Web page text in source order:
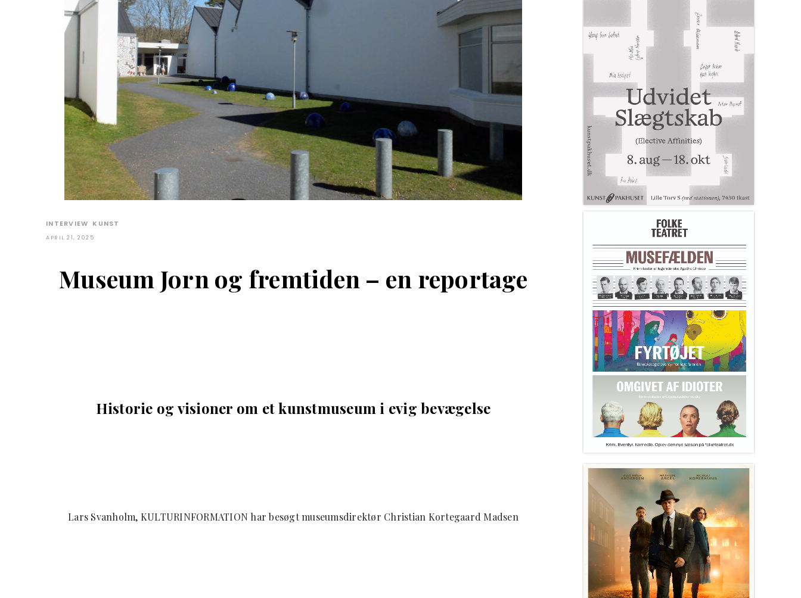
INTERVIEW KUNST
APRIL 21, 2025
Museum Jorn og fremtiden – en reportage
Historie og visioner om et kunstmuseum i evig bevægelse
Lars Svanholm, KULTURINFORMATION har besøgt museumsdirektør Christian Kortegaard Madsen